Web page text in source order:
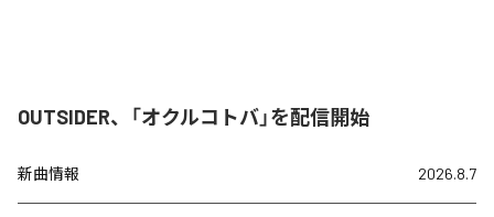
OUTSIDER、「オクルコトバ」を配信開始
新曲情報 2026.8.7